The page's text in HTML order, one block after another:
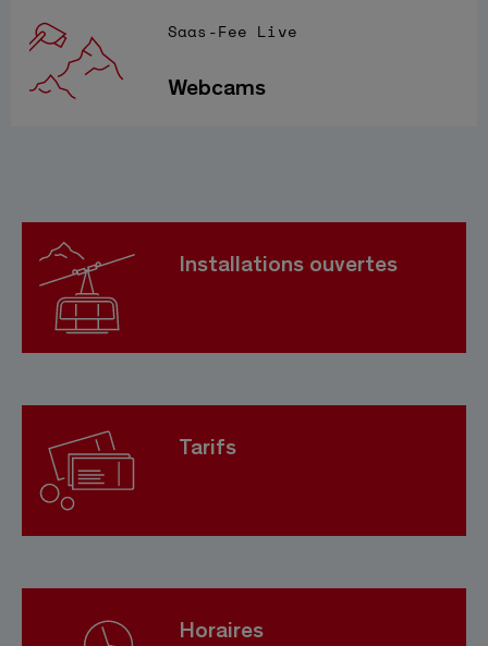
Saas-Fee Live
Webcams
Installations ouvertes
Tarifs
Horaires